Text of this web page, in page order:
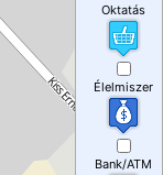
Oktatás
Élelmiszer
Bank/ATM